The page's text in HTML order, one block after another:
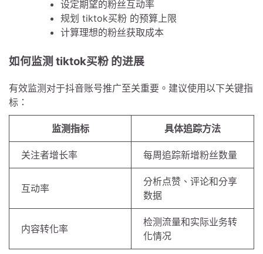
设定期望的粉丝互动率
规划 tiktok买粉 的预算上限
计算理想的粉丝获取成本
如何监测 tiktok买粉 的进展
有效监测对于抖音账号推广至关重要。建议使用以下关键指
标：
监测指标 具体追踪方法
关注者增长率 每周追踪新增粉丝数量
互动率
分析点赞、评论和分享
数据
内容转化率
检测流量和实际业务转
化情况